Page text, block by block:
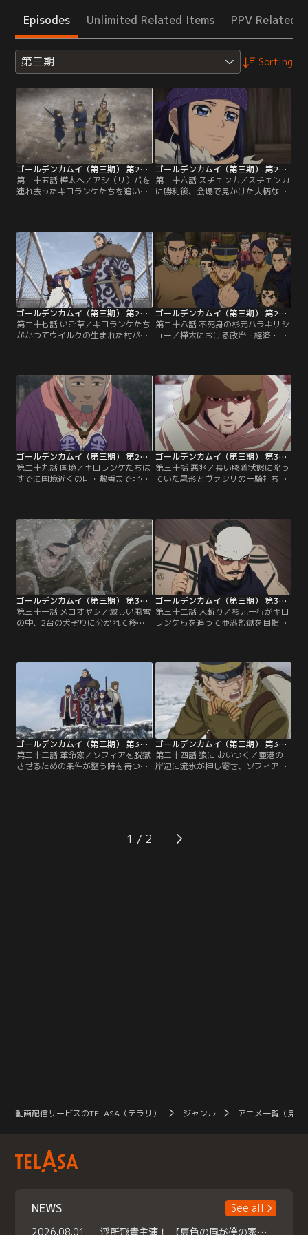
Episodes Unlimited Related Items PPV Related
第三期 Sorting
ゴールデンカムイ（第三期） 第25話
第二十五話 樺太へ／アシ（リ）パを
連れ去ったキロランケたちを追い、
外の出来事に驚きつつ、周辺での聞
き込みを開始する。幸先よくアシ
（リ）パらしき女の子の情報を得た
一行は、少女が向かったという森
へ。【提供：バンダイチャンネル】
ゴールデンカムイ（第三期） 第26話
第二十六話 スチェンカ／スチェンカ
に勝利後、会場で見かけた大柄な日
じ取るのだった。後日、杉元たちは
再び試合に出ることになり、対戦相
手として姿を現した岩息が刺青の脱
獄囚だと知る。岩息の強さは凄まじ
く、杉元たちが4人がかりで殴りか
かっても倒れない。【提供：バンダ
イチャンネル】
ゴールデンカムイ（第三期） 第27話
第二十七話 いご草／キロランケたち
がかつてウイルクの生まれた村があ
経緯を思い出す。それは、佐渡の島
で疎まれながら育った少年時代と、
いご草のような髪の娘との記憶と強
く結びついたものだった。その娘
と、日清戦争が終わったら駆け落ち
をする約束をしていた月島。【提
供：バンダイチャンネル】
ゴールデンカムイ（第三期） 第28話
第二十八話 不死身の杉元ハラキリシ
ョー／樺太における政治・経済・文
は樺太公演を控える曲馬団・ヤマダ
一座の団員と判明。非礼を詫びる座
長の山田が見せた手品をきっかけ
に、杉元は公演を利用してアシ
（リ）パに自分の存在を伝えること
を思いつく。【提供：バンダイチャ
ンネル】
ゴールデンカムイ（第三期） 第29話
第二十九話 国境／キロランケたちは
すでに国境近くの町・敷香まで北上
そこで一行は遊牧民族であるウイル
タに接触し、彼らになりすまして密
入国することを計画。だが、キロラ
ンケがロシア皇帝を暗殺した実行犯
だと知る鶴見中尉が、すでに彼の動
向をロシアに流していた。【提供：
バンダイチャンネル】
ゴールデンカムイ（第三期） 第30話
第三十話 悪兆／長い膠着状態に陥っ
ていた尾形とヴァシリの一騎打ち
と考え、先に引き金を引くヴァシリ
だが、それは尾形の罠だった。相手
の居場所を確認し、ヴァシリを一撃
で仕留めた尾形。しかし気配を消す
ための無理がたたり、尾形は高熱を
出して倒れてしまう。【提供：バン
ダイチャンネル】
ゴールデンカムイ（第三期） 第31話
第三十一話 メコオヤシ／激しい風雪
の中、2台の犬ぞりに分かれて移動
の場で待つのは危険だと判断した月
島らは、近くの建物へ避難。住人の
老人に事情を説明し、燈台に灯りを
つけてもらうことにする。一方、杉
元たちは谷垣のマタギの知恵で寒さ
をしのごうとするが…。【提供：バ
ンダイチャンネル】
ゴールデンカムイ（第三期） 第32話
第三十二話 人斬り／杉元一行がキロ
ランケらを追って亜港監獄を目指し
郎」と呼ばれた元殺し屋・土井新
蔵。網走監獄の隠し部屋で見つけた
新蔵の所有物がエトゥピリカのくち
ばしだと突き止めた土方たちは、そ
の鳥が生息するという根室へ。【提
供：バンダイチャンネル】
ゴールデンカムイ（第三期） 第33話
第三十三話 革命家／ソフィアを脱獄
させるための条件が整う時を待つキ
ロランケ、ウイルクの3人。彼らは
ウラジオストクで写真館を営む長谷
ゴールデンカムイ（第三期） 第34話
第三十四話 狼に おいつく／亜港の
岸辺に流氷が押し寄せ、ソフィアを
穴の完成に手間取ったことに加え、
外には獰猛なアムールトラが出現す
1
動画配信サービスのTELASA（テラサ） ジャンル アニメ一覧（見放
NEWS
See all
2026.08.01
浮所飛貴主演！ 【夏色の風が僕の家にやってきた】 本日よりテラサで独占配信スタート！